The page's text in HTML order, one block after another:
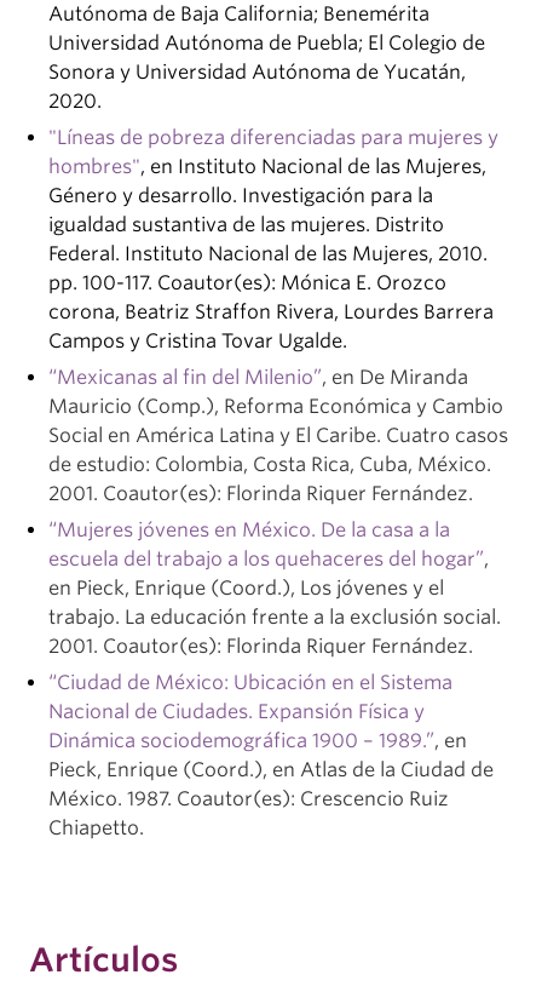
Autónoma de Baja California; Benemérita
Universidad Autónoma de Puebla; El Colegio de
Sonora y Universidad Autónoma de Yucatán,
2020.
"Líneas de pobreza diferenciadas para mujeres y
hombres", en Instituto Nacional de las Mujeres,
Género y desarrollo. Investigación para la
igualdad sustantiva de las mujeres. Distrito
Federal. Instituto Nacional de las Mujeres, 2010.
pp. 100-117. Coautor(es): Mónica E. Orozco
corona, Beatriz Straffon Rivera, Lourdes Barrera
Campos y Cristina Tovar Ugalde.
“Mexicanas al fin del Milenio”, en De Miranda
Mauricio (Comp.), Reforma Económica y Cambio
Social en América Latina y El Caribe. Cuatro casos
de estudio: Colombia, Costa Rica, Cuba, México.
2001. Coautor(es): Florinda Riquer Fernández.
“Mujeres jóvenes en México. De la casa a la
escuela del trabajo a los quehaceres del hogar”,
en Pieck, Enrique (Coord.), Los jóvenes y el
trabajo. La educación frente a la exclusión social.
2001. Coautor(es): Florinda Riquer Fernández.
“Ciudad de México: Ubicación en el Sistema
Nacional de Ciudades. Expansión Física y
Dinámica sociodemográfica 1900 – 1989.”, en
Pieck, Enrique (Coord.), en Atlas de la Ciudad de
México. 1987. Coautor(es): Crescencio Ruiz
Chiapetto.
Artículos